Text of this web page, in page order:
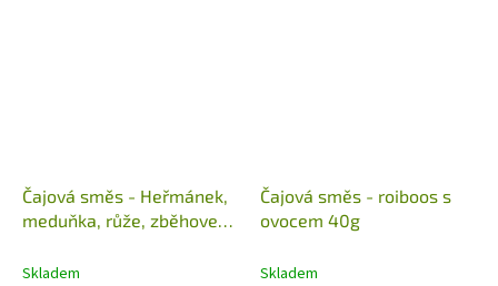
Čajová směs - Heřmánek,
meduňka, růže, zběhovec,
Skladem
Čajová směs - roiboos s
ovocem 40g
Skladem